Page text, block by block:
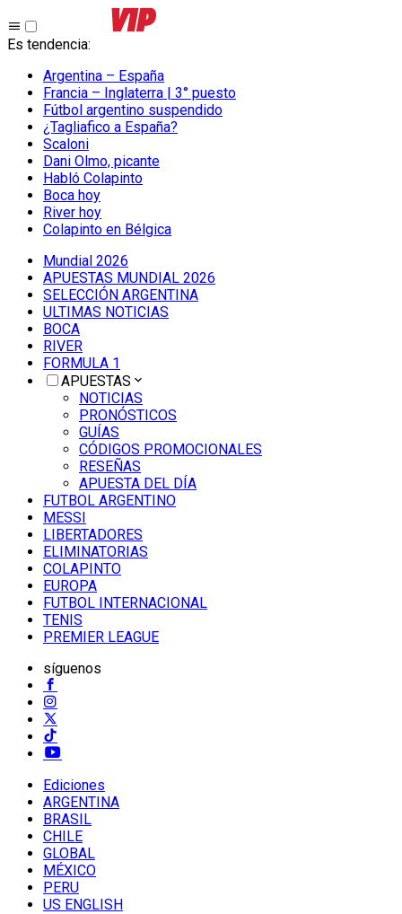
Es tendencia:
Argentina – España
Francia – Inglaterra | 3° puesto
Fútbol argentino suspendido
¿Tagliafico a España?
Scaloni
Dani Olmo, picante
Habló Colapinto
Boca hoy
River hoy
Colapinto en Bélgica
Mundial 2026
APUESTAS MUNDIAL 2026
SELECCIÓN ARGENTINA
ULTIMAS NOTICIAS
BOCA
RIVER
FORMULA 1
APUESTAS
NOTICIAS
PRONÓSTICOS
GUÍAS
CÓDIGOS PROMOCIONALES
RESEÑAS
APUESTA DEL DÍA
FUTBOL ARGENTINO
MESSI
LIBERTADORES
ELIMINATORIAS
COLAPINTO
EUROPA
FUTBOL INTERNACIONAL
TENIS
PREMIER LEAGUE
síguenos
Ediciones
ARGENTINA
BRASIL
CHILE
GLOBAL
MÉXICO
PERU
US ENGLISH